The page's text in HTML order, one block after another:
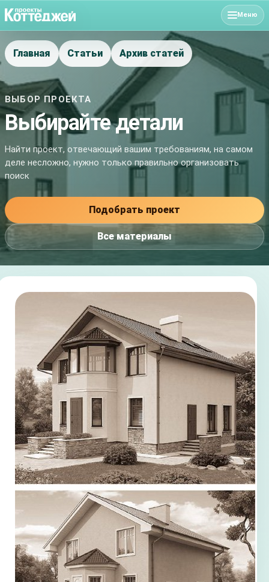
Меню
Главная Статьи Архив статей
ВЫБОР ПРОЕКТА
Выбирайте детали
Найти проект, отвечающий вашим требованиям, на самом
деле несложно, нужно только правильно организовать
поиск
Подобрать проект
Все материалы